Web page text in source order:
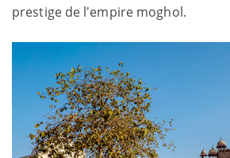
prestige de l'empire moghol.